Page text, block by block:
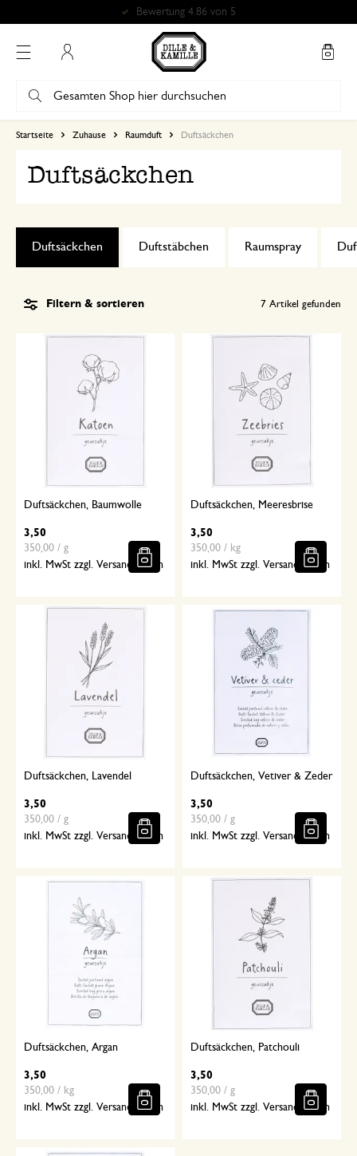
Startseite Zuhause Raumduft Duftsäckchen
Duftsäckchen
Duftstäbchen Raumspray
Duftsäckchen
Filtern & sortieren 7 Artikel gefunden
Duftsäckchen, Baumwolle
3,50
350,00 / g
inkl. MwSt zzgl. Versandkosten
Duftsäckchen, Meeresbrise
3,50
350,00 / kg
inkl. MwSt zzgl. Versandkosten
Duftsäckchen, Lavendel
3,50
350,00 / g
inkl. MwSt zzgl. Versandkosten
Duftsäckchen, Vetiver & Zeder
3,50
350,00 / g
inkl. MwSt zzgl. Versandkosten
Duftsäckchen, Argan
3,50
350,00 / kg
inkl. MwSt zzgl. Versandkosten
Duftsäckchen, Patchouli
3,50
350,00 / g
inkl. MwSt zzgl. Versandkosten